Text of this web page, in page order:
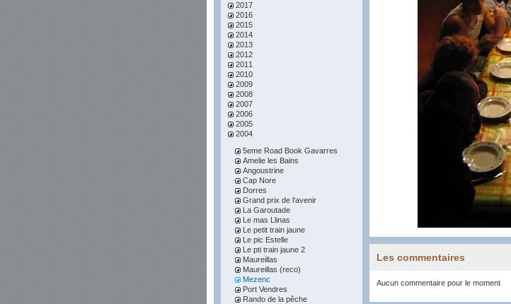
2017
2016
2015
2014
2013
2012
2011
2010
2009
2008
2007
2006
2005
2004
5eme Road Book Gavarres
Amelie les Bains
Angoustrine
Cap Nore
Dorres
Grand prix de l'avenir
La Garoutade
Le mas Llinas
Le petit train jaune
Le pic Estelle
Le pti train jaune 2
Maureillas
Maureillas (reco)
Mezenc
Port Vendres
Rando de la pêche
Les commentaires
Aucun commentaire pour le moment